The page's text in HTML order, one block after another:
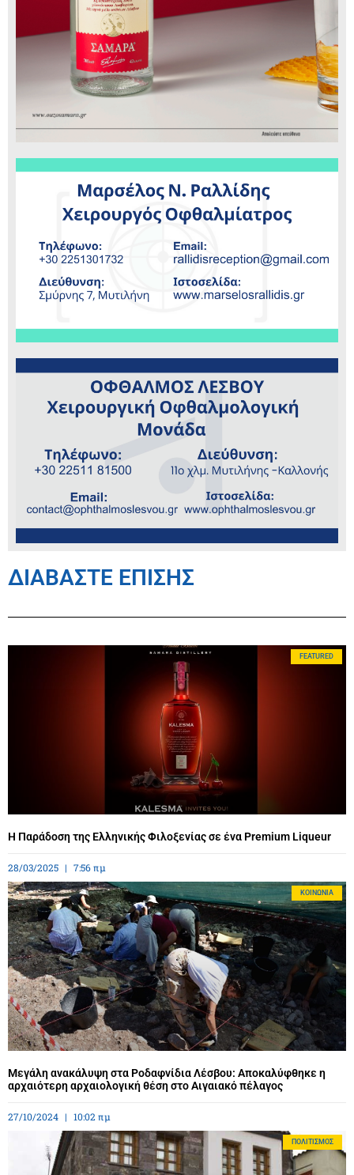
ΔΙΑΒΑΣΤΕ ΕΠΙΣΗΣ
FEATURED
Η Παράδοση της Ελληνικής Φιλοξενίας σε ένα Premium Liqueur
28/03/2025 7:56 πμ
ΚΟΙΝΩΝΊΑ
Μεγάλη ανακάλυψη στα Ροδαφνίδια Λέσβου: Αποκαλύφθηκε η
αρχαιότερη αρχαιολογική θέση στο Αιγαιακό πέλαγος
27/10/2024 10:02 πμ
ΠΟΛΙΤΙΣΜΌΣ